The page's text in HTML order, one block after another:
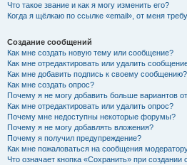
Что такое звание и как я могу изменить его?
Когда я щёлкаю по ссылке «email», от меня
Создание сообщений
Как мне создать новую тему или сообщение?
Как мне отредактировать или удалить
Как мне добавить подпись к своему сообщению?
Как мне создать опрос?
Почему я не могу добавить больше вариантов
Как мне отредактировать или удалить опрос?
Почему мне недоступны некоторые форумы?
Почему я не могу добавлять вложения?
Почему я получил предупреждение?
Как мне пожаловаться на сообщения
Что означает кнопка «Сохранить» при создании